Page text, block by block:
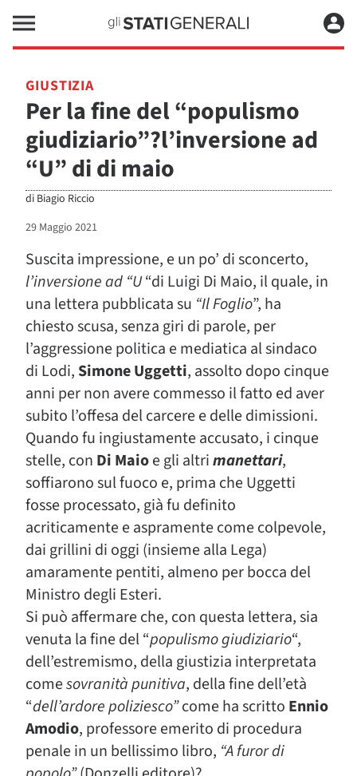
GIUSTIZIA
Per la fine del “populismo
giudiziario”?l’inversione ad
“U” di di maio
di Biagio Riccio
29 Maggio 2021
Suscita impressione, e un po’ di sconcerto,
l’inversione ad “U“di Luigi Di Maio, il quale, in
una lettera pubblicata su “Il Foglio”, ha
chiesto scusa, senza giri di parole, per
l’aggressione politica e mediatica al sindaco
di Lodi, Simone Uggetti, assolto dopo cinque
anni per non avere commesso il fatto ed aver
subito l’offesa del carcere e delle dimissioni.
Quando fu ingiustamente accusato, i cinque
stelle, con Di Maioe gli altrimanettari,
soffiarono sul fuoco e, prima che Uggetti
fosse processato, già fu definito
acriticamente e aspramente come colpevole,
dai grillini di oggi (insieme alla Lega)
amaramente pentiti, almeno per bocca del
Ministro degli Esteri.
Si può affermare che, con questa lettera, sia
venuta la fine del “populismo giudiziario“,
dell’estremismo, della giustizia interpretata
comesovranità punitiva, della fine dell’età
“dell’ardore poliziesco”come ha scritto Ennio
Amodio, professore emerito di procedura
penale in un bellissimo libro, “A furor di